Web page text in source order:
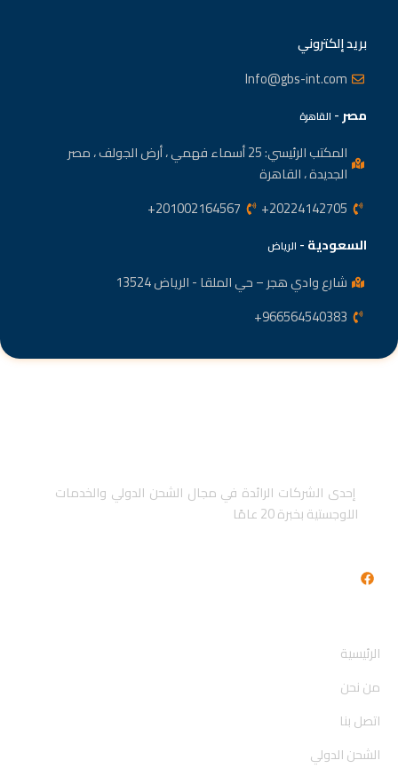
بريد إلكتروني
Info@gbs-int.com
مصر- القاهرة
المكتب الرئيسي: 25 أسماء فهمي ، أرض الجولف ، مصر
الجديدة ، القاهرة
20224142705+
201002164567+
السعودية- الرياض
شارع وادي هجر – حي الملقا - الرياض 13524
966564540383+
إحدى الشركات الرائدة في مجال الشحن الدولي والخدمات
اللوجستية بخبرة 20 عامًا
F
a
o
k
الرئيسية
من نحن
اتصل بنا
الشحن الدولي